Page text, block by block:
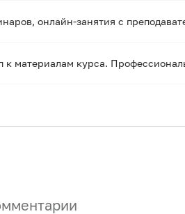
онлайн-занятия с
к материалам курса.